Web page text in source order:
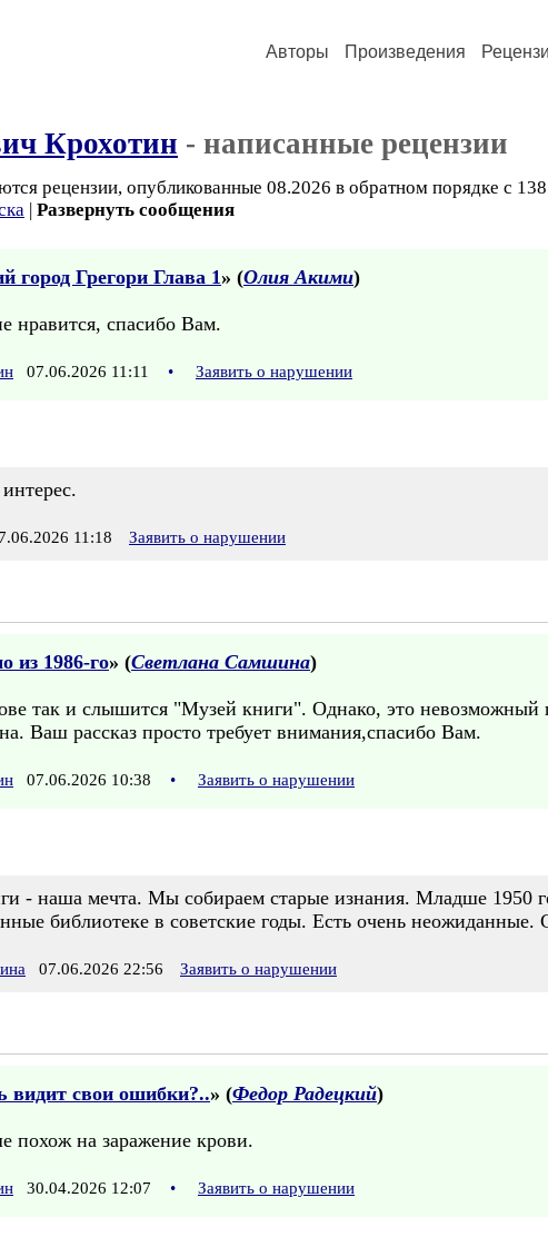
Авторы Произведения
Крохотин - написанные рецензии
рецензии, опубликованные 08.2026 в обратном порядке с
| Развернуть сообщения
город Грегори Глава 1» (Олия Акими)
нравится, спасибо Вам.
07.06.2026 11:11 • Заявить о нарушении
11:18 Заявить о нарушении
из 1986-го» (Светлана Самшина)
так и слышится "Музей книги". Однако, это
Ваш рассказ просто требует внимания,спасибо Вам.
07.06.2026 10:38 • Заявить о нарушении
- наша мечта. Мы собираем старые изнания. Младше 1950
библиотеке в советские годы. Есть очень неожиданные.
07.06.2026 22:56 Заявить о нарушении
видит свои ошибки?..» (Федор Радецкий)
похож на заражение крови.
30.04.2026 12:07 • Заявить о нарушении